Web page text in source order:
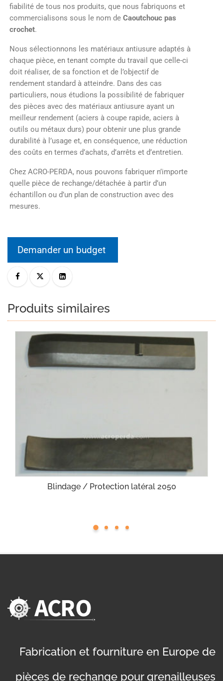
fiabilité de tous nos produits, que nous fabriquons et
commercialisons sous le nom de Caoutchouc pas
crochet.
Nous sélectionnons les matériaux antiusure adaptés à
chaque pièce, en tenant compte du travail que celle-ci
doit réaliser, de sa fonction et de l’objectif de
rendement standard à atteindre. Dans des cas
particuliers, nous étudions la possibilité de fabriquer
des pièces avec des matériaux antiusure ayant un
meilleur rendement (aciers à coupe rapide, aciers à
outils ou métaux durs) pour obtenir une plus grande
durabilité à l’usage et, en conséquence, une réduction
des coûts en termes d’achats, d’arrêts et d’entretien.
Chez ACRO-PERDA, nous pouvons fabriquer n’importe
quelle pièce de rechange/détachée à partir d’un
échantillon ou d’un plan de construction avec des
mesures.
Demander un budget
Produits similaires
Blindage / Protection latéral 2050
Fabrication et fourniture en Europe de
pièces de rechange pour grenailleuses